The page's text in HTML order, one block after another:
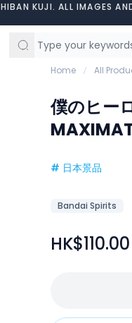
KUJI. ALL IMAGES
Home All
僕のヒー
# 日本景品
Bandai Spirits
HK$110.00